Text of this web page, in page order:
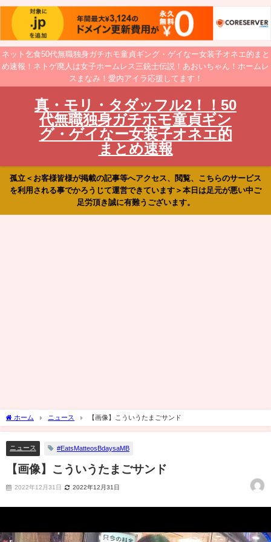
ネット乞食50代無職独身ガチホモ童貞ギング・ゲイなー女装子オネエ的まと
め速報！ネトゲ廃人は女子ホームレス三銃士伝説！あおいちゃん！ホームレ
スまなみ！愛内アイラ応援してます！
真・モリ・タダッフル2！！50
代無職独身ガチホモ童貞ギン
グ・ゲイなー女装子オネエ的
まとめ速報
孤立＜お客様皆様が掲載の記事等へアクセス、閲覧、こちらのサービス
を利用される事でかろうじて運営できています＞本日は足元が悪い中ご
足労頂き誠に有難うございます。
ホーム ニュース 【画像】こういうたまごサンド
ニュース #EatsMatteosBdaysaMB
【画像】こういうたまごサンド
2022年12月31日 2022年12月31日